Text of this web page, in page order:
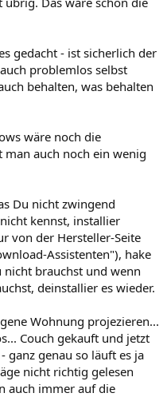
gedacht - ist sicherlich der
problemlos selbst
behalten, was behalten
wäre noch die
auch noch ein wenig
Du nicht zwingend
kennst, installier
von der Hersteller-Seite
Assistenten"), hake
nicht brauchst und wenn
deinstallier es wieder.
Wohnung projezieren...
Couch gekauft und jetzt
ganz genau so läuft es ja
nicht richtig gelesen
auch immer auf die